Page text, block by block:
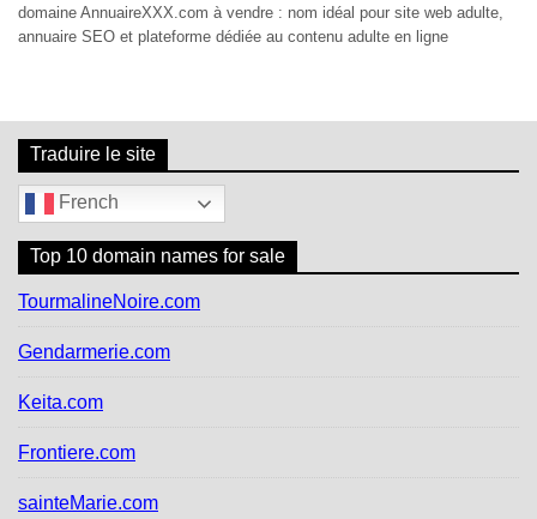
domaine AnnuaireXXX.com à vendre : nom idéal pour site web adulte,
annuaire SEO et plateforme dédiée au contenu adulte en ligne
Traduire le site
French
Top 10 domain names for sale
TourmalineNoire.com
Gendarmerie.com
Keita.com
Frontiere.com
sainteMarie.com